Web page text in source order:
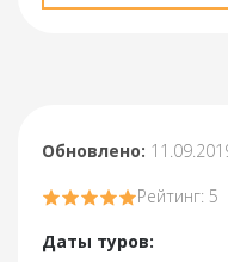
Обновлено:
Рейтинг: 5
Даты туров: